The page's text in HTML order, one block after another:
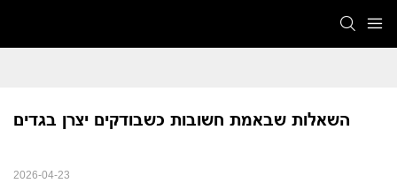
השאלות שבאמת חשובות כשבודקים יצרן בגדים
2026-04-23